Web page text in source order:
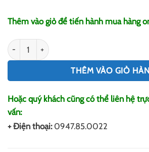
Thêm vào giỏ để tiến hành mua hàng
In UV Gạch số lượng
THÊM VÀO GIỎ
Hoặc quý khách cũng có thể liên hệ
vấn:
+ Điện thoại: 0947.85.0022